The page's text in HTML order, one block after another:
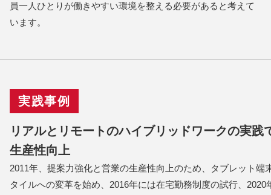
員一人ひとりが働きやすい環境を整える必要があると考えて
います。
実践事例
リアルとリモートのハイブリッドワークの実践
生産性向上
2011年、提案力強化と営業の生産性向上のため、タブレット端
タイルへの変革を始め、2016年には在宅勤務制度の試行、